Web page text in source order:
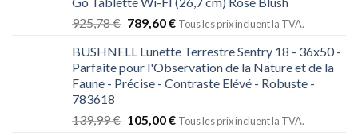
925,78€ 789,60€ Tous les prix incluent la TVA.
BUSHNELL Lunette Terrestre Sentry 18 - 36x50 -
Parfaite pour l'Observation de la Nature et de la
Faune - Précise - Contraste Elévé - Robuste -
783618
139,99€ 105,00€ Tous les prix incluent la TVA.